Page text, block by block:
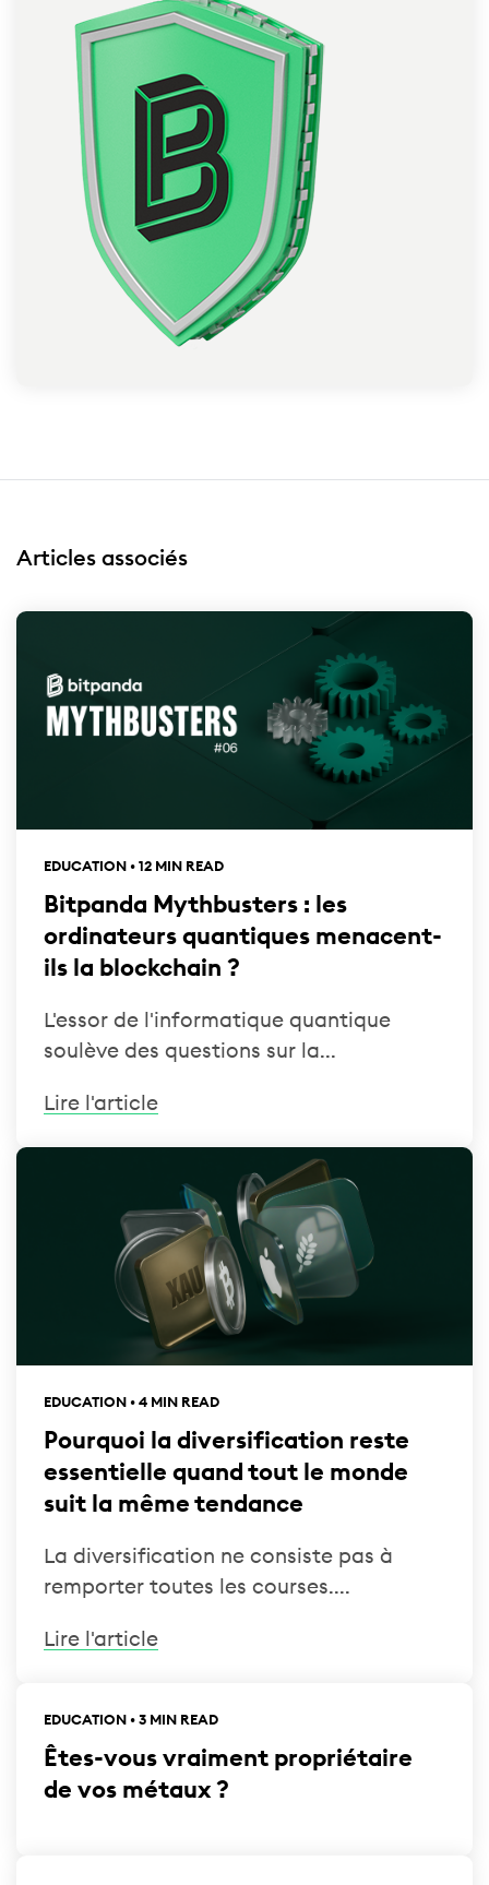
Articles associés
EDUCATION • 12 MIN READ
Bitpanda Mythbusters : les
ordinateurs quantiques menacent-
ils la blockchain ?
L'essor de l'informatique quantique
soulève des questions sur la...
Lire l'article
EDUCATION • 4 MIN READ
Pourquoi la diversification reste
essentielle quand tout le monde
suit la même tendance
La diversification ne consiste pas à
remporter toutes les courses....
Lire l'article
EDUCATION • 3 MIN READ
Êtes-vous vraiment propriétaire
de vos métaux ?